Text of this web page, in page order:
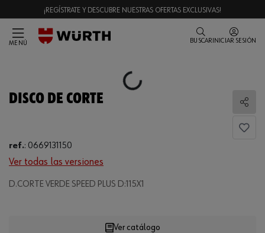
¡REGÍSTRATE Y DESCUBRE NUESTRAS OFERTAS EXCLUSIVAS!
MENÚ BUSCAR INICIAR SESIÓN
Loading...
DISCO DE CORTE
ref.: 0669131150
Ver todas las versiones
D.CORTE VERDE SPEED PLUS D:115X1
Loading...
Ver catálogo